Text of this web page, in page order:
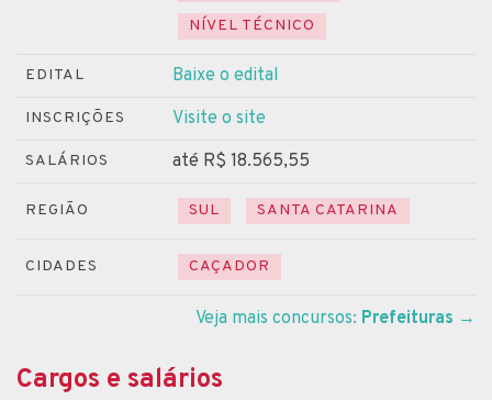
NÍVEL TÉCNICO
EDITAL Baixe o edital
INSCRIÇÕES Visite o site
SALÁRIOS até R$ 18.565,55
REGIÃO SUL SANTA CATARINA
CIDADES CAÇADOR
Veja mais concursos: Prefeituras →
Cargos e salários